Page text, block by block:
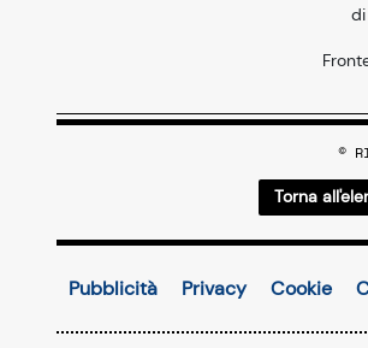
di
©
Torna
Pubblicità Privacy Cookie